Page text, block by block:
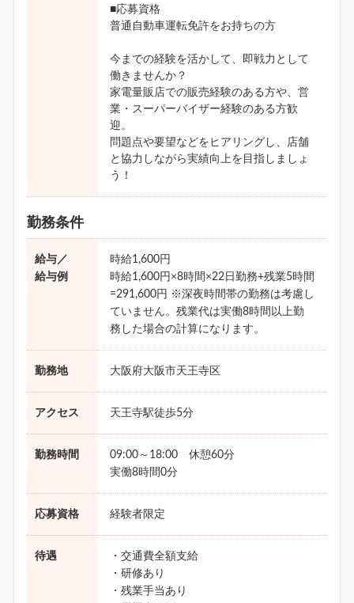
■応募資格
普通自動車運転免許をお持ちの方
今までの経験を活かして、即戦力として
働きませんか？
家電量販店での販売経験のある方や、営
業・スーパーバイザー経験のある方歓
迎。
問題点や要望などをヒアリングし、店舗
と協力しながら実績向上を目指しましょ
う！
勤務条件
給与／
給与例
時給1,600円
時給1,600円×8時間×22日勤務+残業5時間
=291,600円 ※深夜時間帯の勤務は考慮し
ていません。残業代は実働8時間以上勤
務した場合の計算になります。
勤務地 大阪府大阪市天王寺区
アクセス 天王寺駅徒歩5分
勤務時間
09:00～18:00 休憩60分
実働8時間0分
応募資格 経験者限定
待遇
・交通費全額支給
・研修あり
・残業手当あり